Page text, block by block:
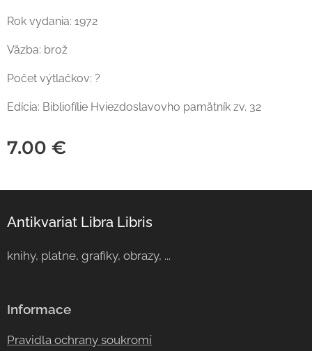
Rok vydania: 1972
Väzba: brož
Počet výtlačkov: ?
Edícia: Bibliofílie Hviezdoslavovho pamätník zv. 32
7.00 €
Antikvariat Libra Libris
knihy, platne, grafiky, obrazy, ...
Informace
Pravidla ochrany soukromí